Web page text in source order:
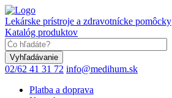
Skočiť
na
hlavný
obsah
Lekárske prístroje a zdravotnícke pomôcky
Katalóg produktov
02/62 41 31 72 info@medihum.sk
Platba a doprava